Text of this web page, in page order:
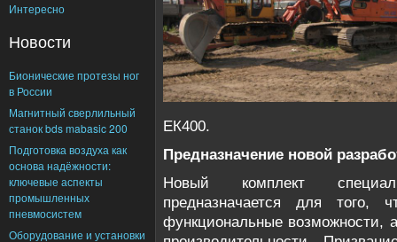
Интересно
Новости
Бионические протезы ног
в России
Магнитный сверлильный
станок bds mabasic 200
Подготовка воздуха как
основа надёжности:
ключевые аспекты
промышленных
пневмосистем
Оборудование и установки
ЕК400.
Предназначение новой
Новый комплект
предназначается для того,
функциональные возможности,